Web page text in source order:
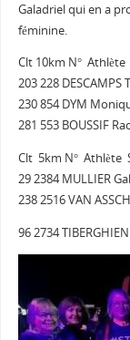
Galadriel qui en a
féminine.
Clt 10km N°
203 228 DESCAMPS
230 854 DYM
281 553 BOUSSIF
Clt 5km N° Athlète
29 2384 MULLIER
238 2516 VAN
96 2734